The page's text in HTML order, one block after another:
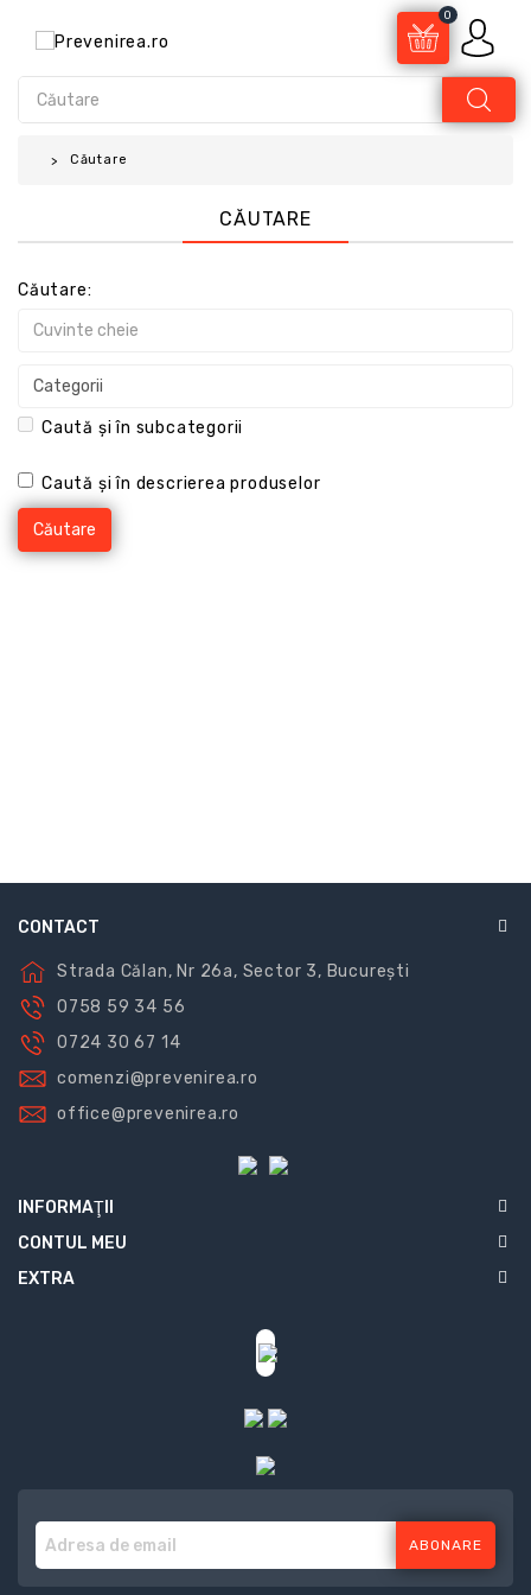
0
Căutare
CĂUTARE
Căutare:
Caută și în subcategorii
Caută și în descrierea produselor
CONTACT
Strada Călan, Nr 26a, Sector 3, București
0758 59 34 56
0724 30 67 14
comenzi@prevenirea.ro
office@prevenirea.ro
INFORMAŢII
CONTUL MEU
EXTRA
ABONARE